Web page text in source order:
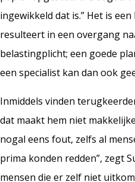
ingewikkeld dat is.” Het is
resulteert in een overgang
belastingplicht; een goede
een specialist kan dan ook
Inmiddels vinden
dat maakt hem niet
nogal eens fout, zelfs al
prima konden redden”, zegt
mensen die er zelf niet